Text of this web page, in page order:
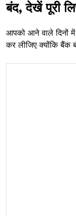
बंद, देखें पूरी
आपको आने वाले दिनों
कर लीजिए क्योंकि बैंक